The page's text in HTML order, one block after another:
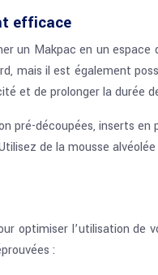
efficace
un Makpac en un
mais il est également
et de prolonger la durée
pré-découpées, inserts
de la mousse
optimiser l’utilisation
: